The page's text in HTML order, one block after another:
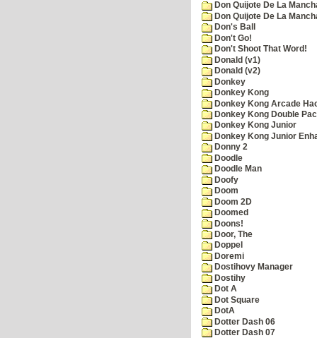
Don Quijote De La
Don Quijote De La
Don's Ball
Don't Go!
Don't Shoot That Word!
Donald (v1)
Donald (v2)
Donkey
Donkey Kong
Donkey Kong Arcade
Donkey Kong Double
Donkey Kong Junior
Donkey Kong Junior
Donny 2
Doodle
Doodle Man
Doofy
Doom
Doom 2D
Doomed
Doons!
Door, The
Doppel
Doremi
Dostihovy Manager
Dostihy
Dot A
Dot Square
DotA
Dotter Dash 06
Dotter Dash 07